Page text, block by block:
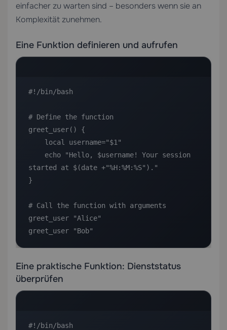
einfacher zu warten sind – besonders wenn sie an
Komplexität zunehmen.
Eine Funktion definieren und aufrufen
#!/bin/bash
# Define the function
greet_user() {
started at $(date +"%H:%M:%S")."
}
# Call the function with arguments
greet_user "Alice"
greet_user "Bob"
Eine praktische Funktion: Dienststatus
überprüfen
#!/bin/bash